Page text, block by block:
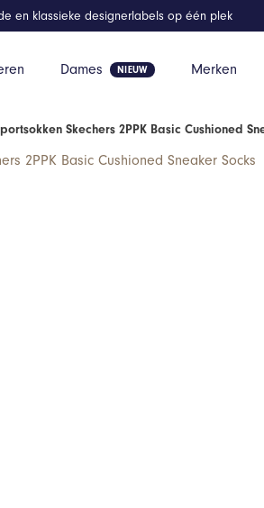
Dames Merken
en klassieke designerlabels op één plek
Skechers 2PPK Basic Cushioned